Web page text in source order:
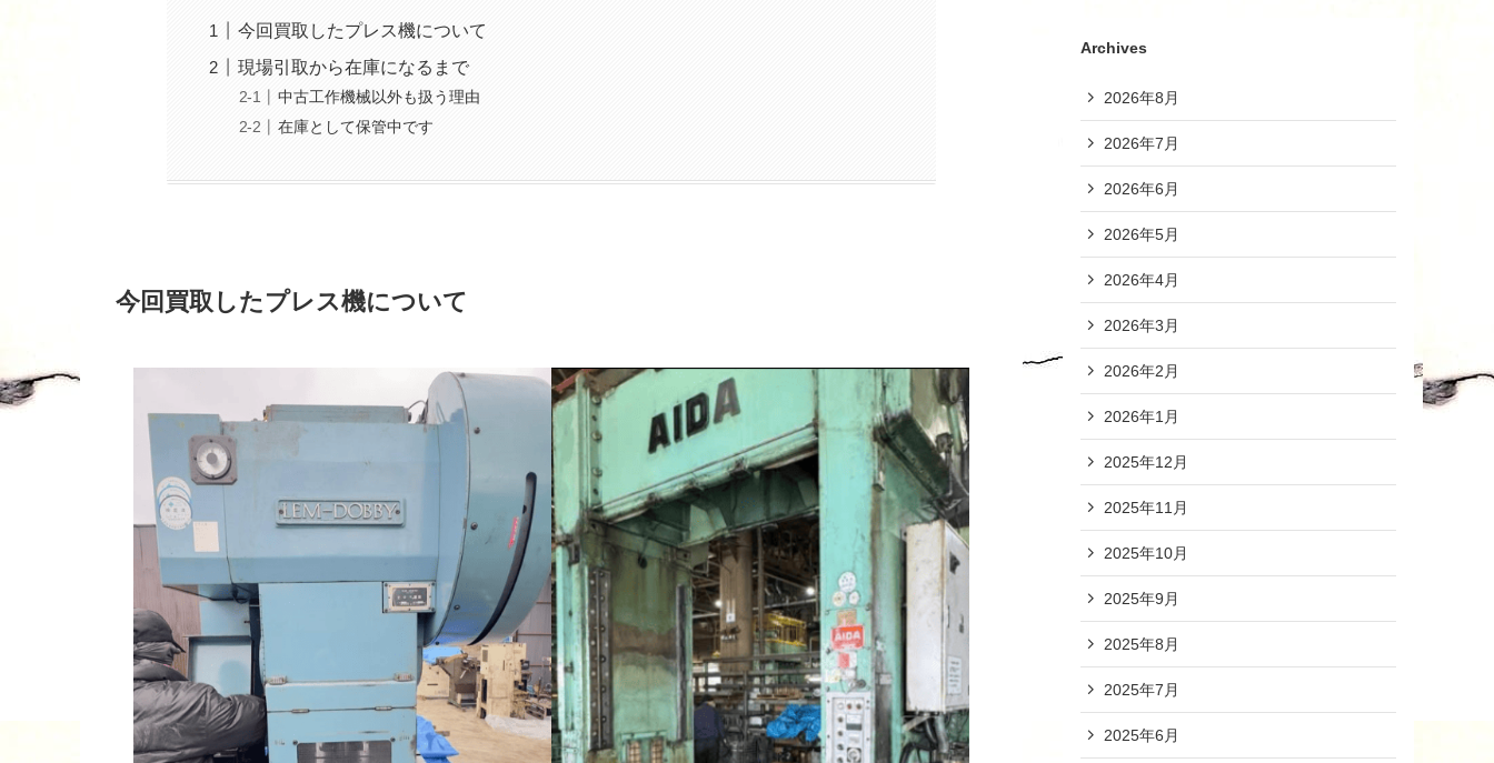
今回買取したプレス機について
現場引取から在庫になるまで
中古工作機械以外も扱う理由
在庫として保管中です
今回買取したプレス機について
Archives
2026年8月
2026年7月
2026年6月
2026年5月
2026年4月
2026年3月
2026年2月
2026年1月
2025年12月
2025年11月
2025年10月
2025年9月
2025年8月
2025年7月
2025年6月